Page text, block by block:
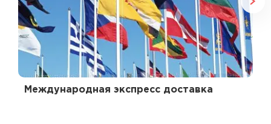
Международная экспресс доставка